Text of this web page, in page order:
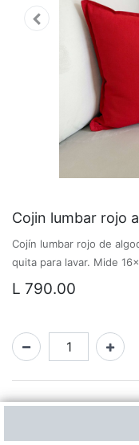
Cojin lumbar rojo
Cojín lumbar rojo de
quita para lavar. Mide
L 790.00